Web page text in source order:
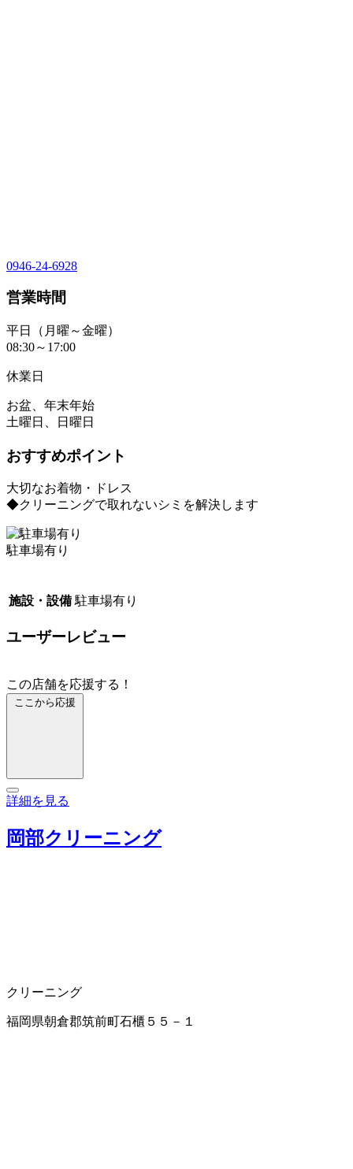
0946-24-6928
営業時間
平日（月曜～金曜）
08:30～17:00
休業日
お盆、年末年始
土曜日、日曜日
おすすめポイント
大切なお着物・ドレス
◆クリーニングで取れないシミを解決します
駐車場有り
施設・設備 駐車場有り
ユーザーレビュー
この店舗を応援する！
ここから応援
詳細を見る
岡部クリーニング
クリーニング
福岡県朝倉郡筑前町石櫃５５－１